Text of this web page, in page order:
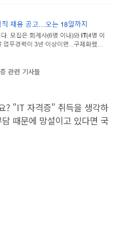
관련 기사들
? "IT 자격증" 취득을 생각하
때문에 망설이고 있다면 국